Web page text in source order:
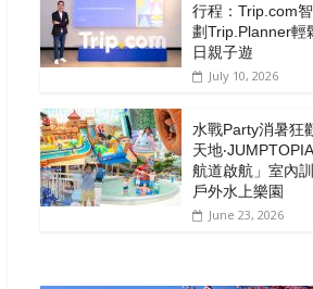
行程：Trip.com
劃Trip.Planner輕
日親子遊
July 10, 2026
水戰Party消暑狂
天地
航道啟航」室內
戶外水上樂園
June 23, 2026